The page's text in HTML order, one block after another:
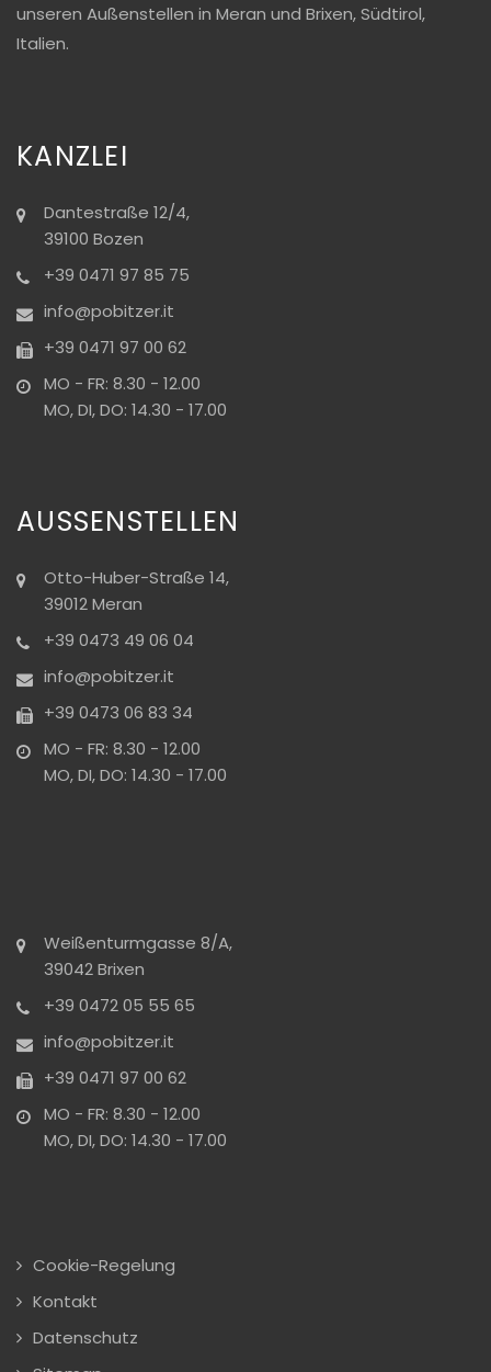
unseren Außenstellen in Meran und Brixen, Südtirol,
Italien.
KANZLEI
Dantestraße 12/4,
39100 Bozen
+39 0471 97 85 75
info@pobitzer.it
+39 0471 97 00 62
MO - FR: 8.30 - 12.00
MO, DI, DO: 14.30 - 17.00
AUSSENSTELLEN
Otto-Huber-Straße 14,
39012 Meran
+39 0473 49 06 04
info@pobitzer.it
+39 0473 06 83 34
MO - FR: 8.30 - 12.00
MO, DI, DO: 14.30 - 17.00
Weißenturmgasse 8/A,
39042 Brixen
+39 0472 05 55 65
info@pobitzer.it
+39 0471 97 00 62
MO - FR: 8.30 - 12.00
MO, DI, DO: 14.30 - 17.00
Cookie-Regelung
Kontakt
Datenschutz